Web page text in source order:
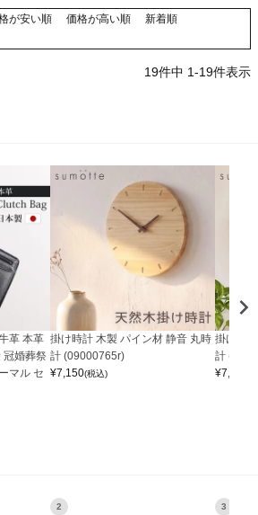
が安い順 価格が高い順
新着順
19件中 1-19件表示
革 本革
冠婚葬祭
マル セ
掛け時計 木製 パイン材 静音 丸時
計 (09000765r)
¥7,150(税込)
掛け時
計
¥7,150
2 3